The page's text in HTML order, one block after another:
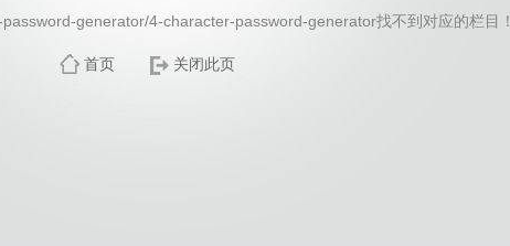
generator/4-character-password-generator找不到对应的栏目！
首页 关闭此页